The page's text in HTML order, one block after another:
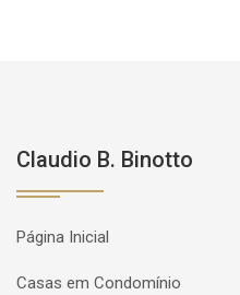
Claudio B. Binotto
Página Inicial
Casas em Condomínio